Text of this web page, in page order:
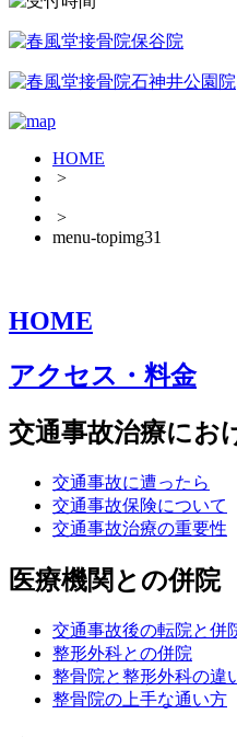
HOME
>
>
menu-topimg31
HOME
アクセス・料金
交通事故治療にお
交通事故に遭ったら
交通事故保険について
交通事故治療の重要性
医療機関との併院
交通事故後の転院と併
整形外科との併院
整骨院と整形外科の違
整骨院の上手な通い方